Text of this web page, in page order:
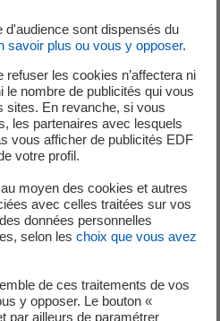
souhaitant en ouvrir un, peuvent
leur logement entre leur coffre-fort et
du projet pour EDF, déclare :
pour apporter aux
à leurs clients un service sécurisé qui,
permettra le suivi et
énergétiques du logement.».
adjoint de Docaposte, souligne «
de s’associer à EDF, avec lequel
assurant la plus haute sécurité
en répondant aux enjeux
sont dispensés du
savoir plus ou vous y opposer.
refuser les cookies n’affectera ni
le nombre de publicités qui vous
sites. En revanche, si vous
les partenaires avec lesquels
vous afficher de publicités EDF
votre profil.
moyen des cookies et autres
avec celles traitées sur vos
données personnelles
selon les choix que vous avez
de ces traitements de vos
y opposer. Le bouton «
par ailleurs de paramétrer